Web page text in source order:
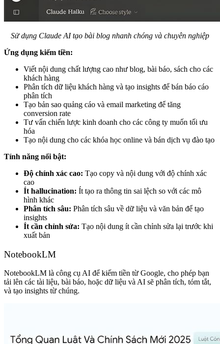
Sử dụng Claude AI tạo bài blog nhanh chóng và chuyên nghiệp
Ứng dụng kiếm tiền:
Viết nội dung chất lượng cao như blog, bài báo, sách cho các
khách hàng
Phân tích dữ liệu khách hàng và tạo insights để bán báo cáo
phân tích
Tạo bản sao quảng cáo và email marketing để tăng
conversion rate
Tư vấn chiến lược kinh doanh cho các công ty muốn tối ưu
hóa
Tạo nội dung cho các khóa học online và bán dịch vụ đào tạo
Tính năng nổi bật:
Độ chính xác cao: Tạo copy và nội dung với độ chính xác
cao
Ít hallucination: Ít tạo ra thông tin sai lệch so với các mô
hình khác
Phân tích sâu: Phân tích sâu về dữ liệu và văn bản để tạo
insights
Ít cần chỉnh sửa: Tạo nội dung ít cần chỉnh sửa lại trước khi
xuất bản
NotebookLM
NotebookLM là công cụ AI để kiếm tiền từ Google, cho phép bạn
tải lên các tài liệu, bài báo, hoặc dữ liệu và AI sẽ phân tích, tóm tắt,
và tạo insights từ chúng.